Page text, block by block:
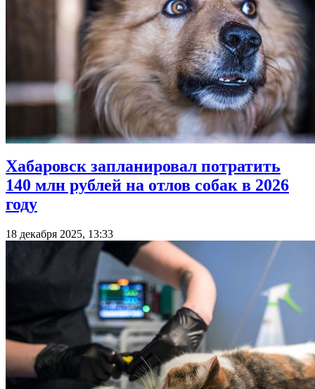
Хабаровск запланировал потратить
140 млн рублей на отлов собак в 2026
году
18 декабря 2025, 13:33